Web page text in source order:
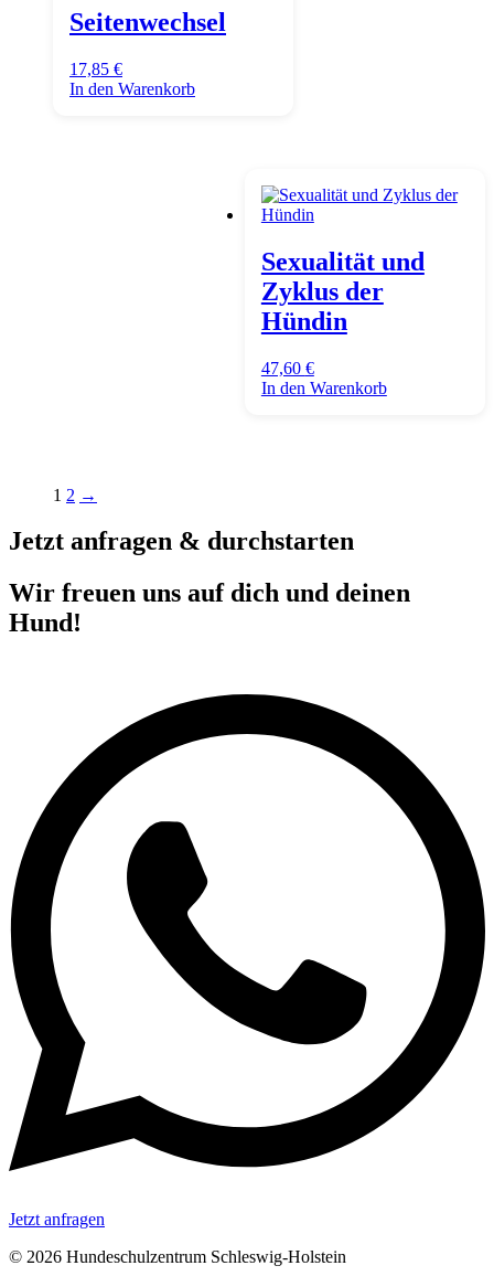
Seitenwechsel
17,85 €
In den Warenkorb
Sexualität und
Zyklus der
Hündin
47,60 €
In den Warenkorb
1 2 →
Jetzt anfragen & durchstarten
Wir freuen uns auf dich und deinen
Hund!
Jetzt anfragen
© 2026 Hundeschulzentrum Schleswig-Holstein